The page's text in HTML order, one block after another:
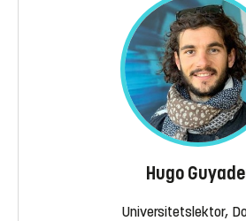
Hugo
Universitetslektor,